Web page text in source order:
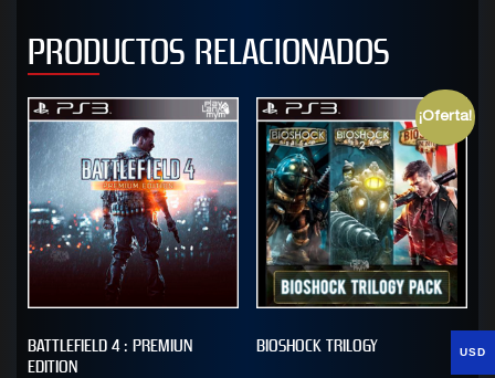
PRODUCTOS RELACIONADOS
BATTLEFIELD 4 : PREMIUN
EDITION
¡Oferta!
BIOSHOCK TRILOGY USD